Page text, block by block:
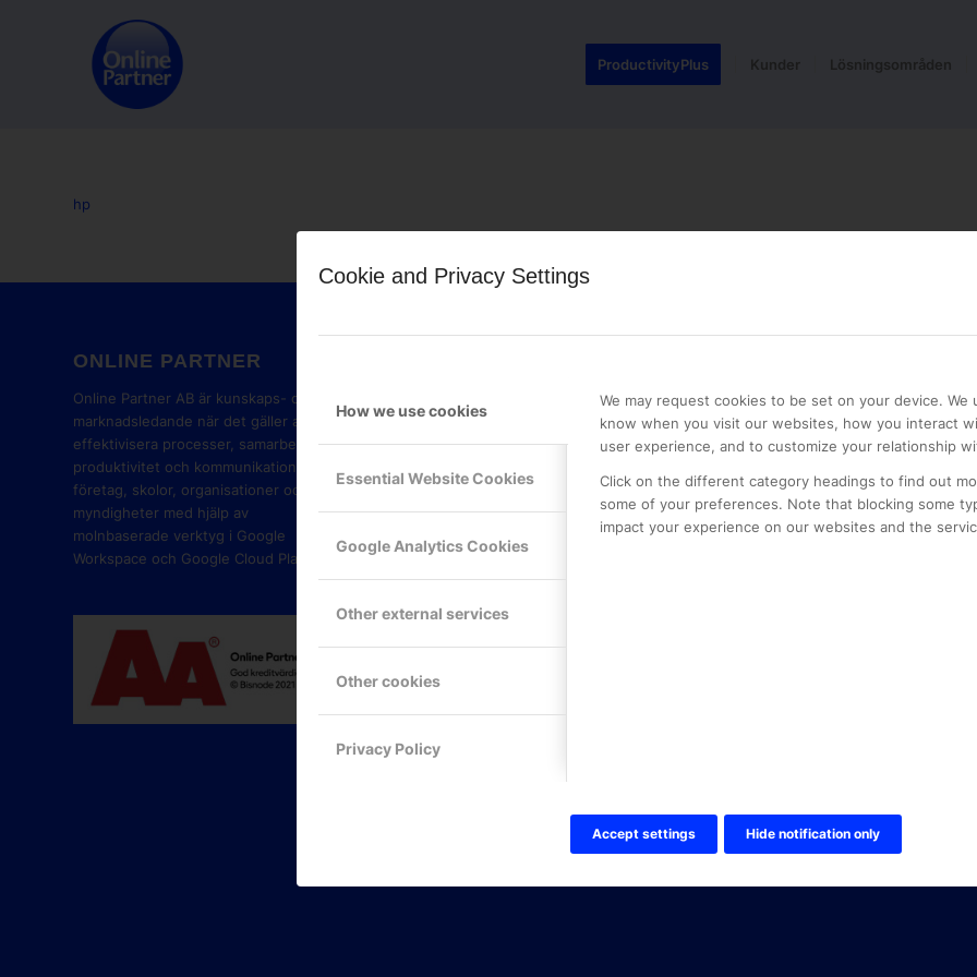
Cookie and Privacy Settings
How we use cookies
Essential Website Cookies
Google Analytics Cookies
Other external services
Other cookies
Privacy Policy
We may request cookies to be set on your device. We
know when you visit our websites, how you interact
user experience, and to customize your relationship
Click on the different category headings to find out
some of your preferences. Note that blocking some
impact your experience on our websites and the
Accept settings Hide notification only
ProductivityPlus Kunder Lösningsområden
hp
ONLINE PARTNER
Online Partner AB är kunskaps- och
marknadsledande när det gäller att
effektivisera processer, samarbete,
produktivitet och kommunikation i
företag, skolor, organisationer och
myndigheter med hjälp av
molnbaserade verktyg i Google
Workspace och Google Cloud Platform.
ONLINE PARTNER AB
Mejerivägen 3
117 61 Stockholm
Tel: 08-42 00 04 00
Hitta hit